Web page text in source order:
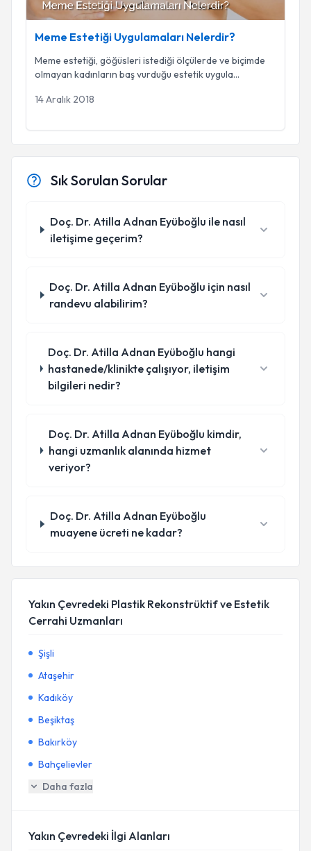
Meme Estetiği Uygulamaları Nelerdir?
Meme estetiği, göğüsleri istediği ölçülerde ve biçimde
olmayan kadınların baş vurduğu estetik uygula...
14 Aralık 2018
Sık Sorulan Sorular
Doç. Dr. Atilla Adnan Eyüboğlu ile nasıl
iletişime geçerim?
Doç. Dr. Atilla Adnan Eyüboğlu için nasıl
randevu alabilirim?
Doç. Dr. Atilla Adnan Eyüboğlu hangi
hastanede/klinikte çalışıyor, iletişim
bilgileri nedir?
Doç. Dr. Atilla Adnan Eyüboğlu kimdir,
hangi uzmanlık alanında hizmet
veriyor?
Doç. Dr. Atilla Adnan Eyüboğlu
muayene ücreti ne kadar?
Yakın Çevredeki Plastik Rekonstrüktif ve Estetik
Cerrahi Uzmanları
Şişli
Ataşehir
Kadıköy
Beşiktaş
Bakırköy
Bahçelievler
Daha fazla
Yakın Çevredeki İlgi Alanları